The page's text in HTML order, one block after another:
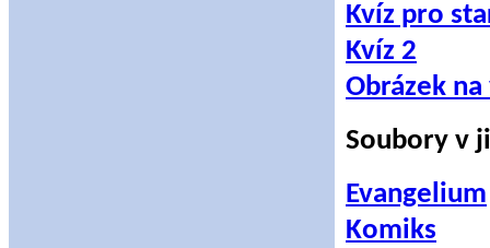
Kvíz pro
Kvíz 2
Obrázek
Soubory v
Evangelium
Komiks